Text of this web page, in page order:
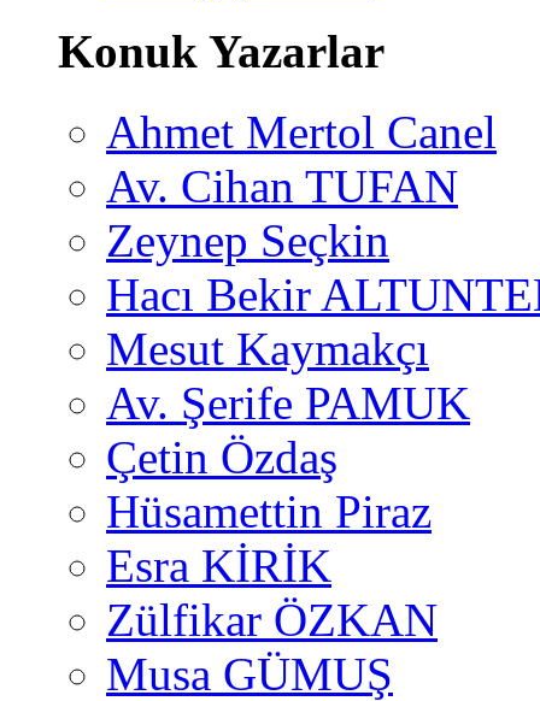
Konuk Yazarlar
Ahmet Mertol Canel
Av. Cihan TUFAN
Zeynep Seçkin
Hacı Bekir
Mesut Kaymakçı
Av. Şerife PAMUK
Çetin Özdaş
Hüsamettin Piraz
Esra KİRİK
Zülfikar ÖZKAN
Musa GÜMUŞ